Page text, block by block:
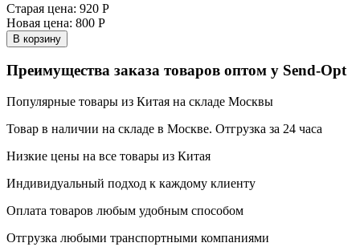
Старая цена: 920 Р
Новая цена: 800 Р
В корзину
Преимущества заказа товаров оптом у Send-Opt
Популярные товары из Китая на складе Москвы
Товар в наличии на складе в Москве. Отгрузка за 24 часа
Низкие цены на все товары из Китая
Индивидуальный подход к каждому клиенту
Оплата товаров любым удобным способом
Отгрузка любыми транспортными компаниями